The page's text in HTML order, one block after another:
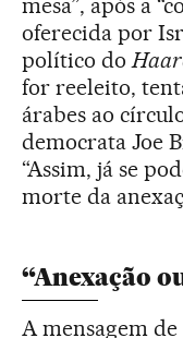
mesa”, após a
oferecida por
político do
for reeleito,
árabes ao
democrata Joe
“Assim, já se
morte da
“Anexação
A mensagem